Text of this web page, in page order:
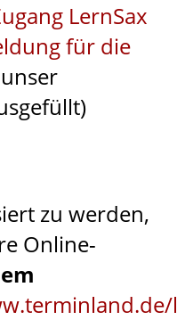
LernSax
für die
zu werden,
Online-